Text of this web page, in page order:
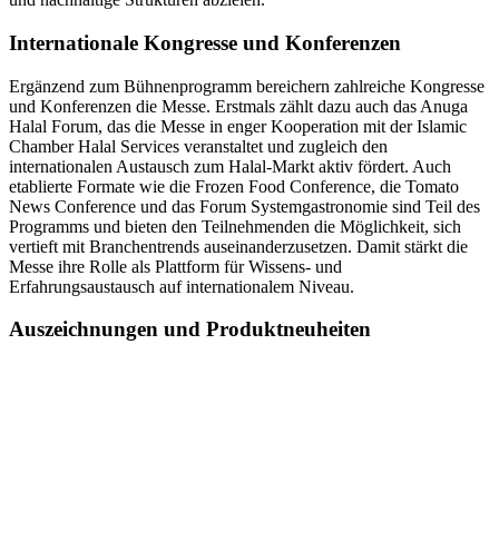
Internationale Kongresse und Konferenzen
Ergänzend zum Bühnenprogramm bereichern zahlreiche Kongresse
und Konferenzen die Messe. Erstmals zählt dazu auch das Anuga
Halal Forum, das die Messe in enger Kooperation mit der Islamic
Chamber Halal Services veranstaltet und zugleich den
internationalen Austausch zum Halal-Markt aktiv fördert. Auch
etablierte Formate wie die Frozen Food Conference, die Tomato
News Conference und das Forum Systemgastronomie sind Teil des
Programms und bieten den Teilnehmenden die Möglichkeit, sich
vertieft mit Branchentrends auseinanderzusetzen. Damit stärkt die
Messe ihre Rolle als Plattform für Wissens- und
Erfahrungsaustausch auf internationalem Niveau.
Auszeichnungen und Produktneuheiten